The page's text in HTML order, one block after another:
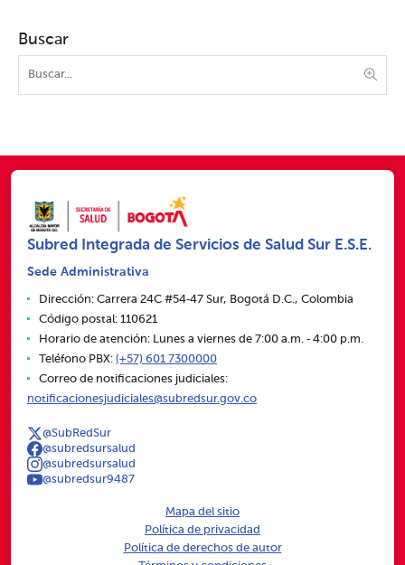
Buscar
Subred Integrada de Servicios de Salud Sur E.S.E.
Sede Administrativa
Dirección: Carrera 24C #54‑47 Sur, Bogotá D.C., Colombia
Código postal: 110621
Horario de atención: Lunes a viernes de 7:00 a.m. ‑ 4:00 p.m.
Teléfono PBX: (+57) 601 7300000
Correo de notificaciones judiciales:
notificacionesjudiciales@subredsur.gov.co
@SubRedSur
@subredsursalud
@subredsursalud
@subredsur9487
Mapa del sitio
Política de privacidad
Política de derechos de autor